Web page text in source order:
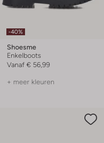
-40%
Shoesme
Enkelboots
Vanaf € 56,99
+ meer kleuren